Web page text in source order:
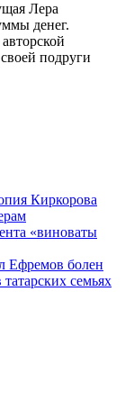
Лера
денег.
подруги
Киркорова
«виноваты
Ефремов болен
татарских семьях